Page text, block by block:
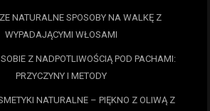
NATURALNE SPOSOBY NA WALKĘ Z
WYPADAJĄCYMI WŁOSAMI
Z NADPOTLIWOŚCIĄ POD PACHAMI:
PRZYCZYNY I METODY
NATURALNE – PIĘKNO Z OLIWĄ Z